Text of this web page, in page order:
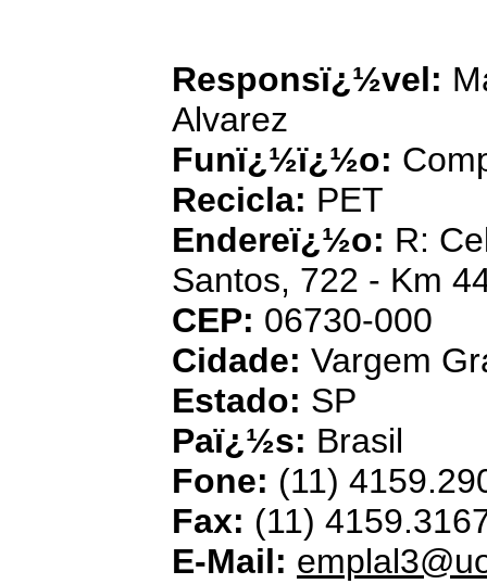
Responsï¿½vel:
Alvarez
Funï¿½ï¿½o:
Recicla: PET
Endereï¿½o: R:
Santos, 722 - Km
CEP: 06730-000
Cidade: Vargem
Estado: SP
Paï¿½s: Brasil
Fone: (11)
Fax: (11)
E-Mail: